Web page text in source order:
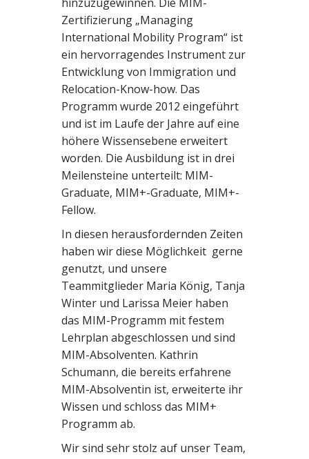
Zertifizierung „Managing
International Mobility Program“ ist
ein hervorragendes Instrument zur
Entwicklung von Immigration und
Relocation-Know-how. Das
Programm wurde 2012 eingeführt
und ist im Laufe der Jahre auf eine
höhere Wissensebene erweitert
worden. Die Ausbildung ist in drei
Meilensteine unterteilt: MIM-
Graduate, MIM+-Graduate, MIM+-
Fellow.
In diesen herausfordernden Zeiten
haben wir diese Möglichkeit gerne
genutzt, und unsere
Teammitglieder Maria König, Tanja
Winter und Larissa Meier haben
das MIM-Programm mit festem
Lehrplan abgeschlossen und sind
MIM-Absolventen. Kathrin
Schumann, die bereits erfahrene
MIM-Absolventin ist, erweiterte ihr
Wissen und schloss das MIM+
Programm ab.
Wir sind sehr stolz auf unser Team,